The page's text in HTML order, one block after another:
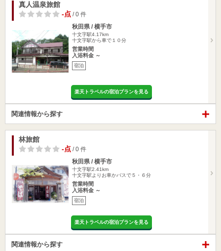
真人温泉旅館
-点 / 0 件
秋田県 / 横手市
十文字駅4.17km
十文字駅から車で１０分
営業時間
入浴料金 ～
宿泊
楽天トラベルの宿泊プランを見る
関連情報から探す
林旅館
-点 / 0 件
秋田県 / 横手市
十文字駅2.41km
十文字駅よりお車かバスで５・６分
営業時間
入浴料金 ～
宿泊
楽天トラベルの宿泊プランを見る
関連情報から探す